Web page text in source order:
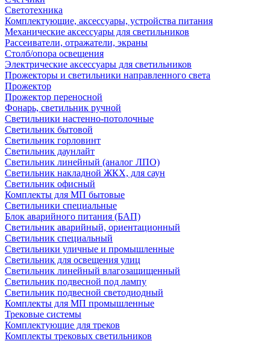
Светотехника
Комплектующие, аксессуары, устройства питания
Механические аксессуары для светильников
Рассеиватели, отражатели, экраны
Столб/опора освещения
Электрические аксессуары для светильников
Прожекторы и светильники направленного света
Прожектор
Прожектор переносной
Фонарь, светильник ручной
Светильники настенно-потолочные
Светильник бытовой
Светильник горловинт
Светильник даунлайт
Светильник линейный (аналог ЛПО)
Светильник накладной ЖКХ, для саун
Светильник офисный
Комплекты для МП бытовые
Светильники специальные
Блок аварийного питания (БАП)
Светильник аварийный, ориентационный
Светильник специальный
Светильники уличные и промышленные
Светильник для освещения улиц
Светильник линейный влагозащищенный
Светильник подвесной под лампу
Светильник подвесной светодиодный
Комплекты для МП промышленные
Трековые системы
Комплектующие для треков
Комплекты трековых светильников